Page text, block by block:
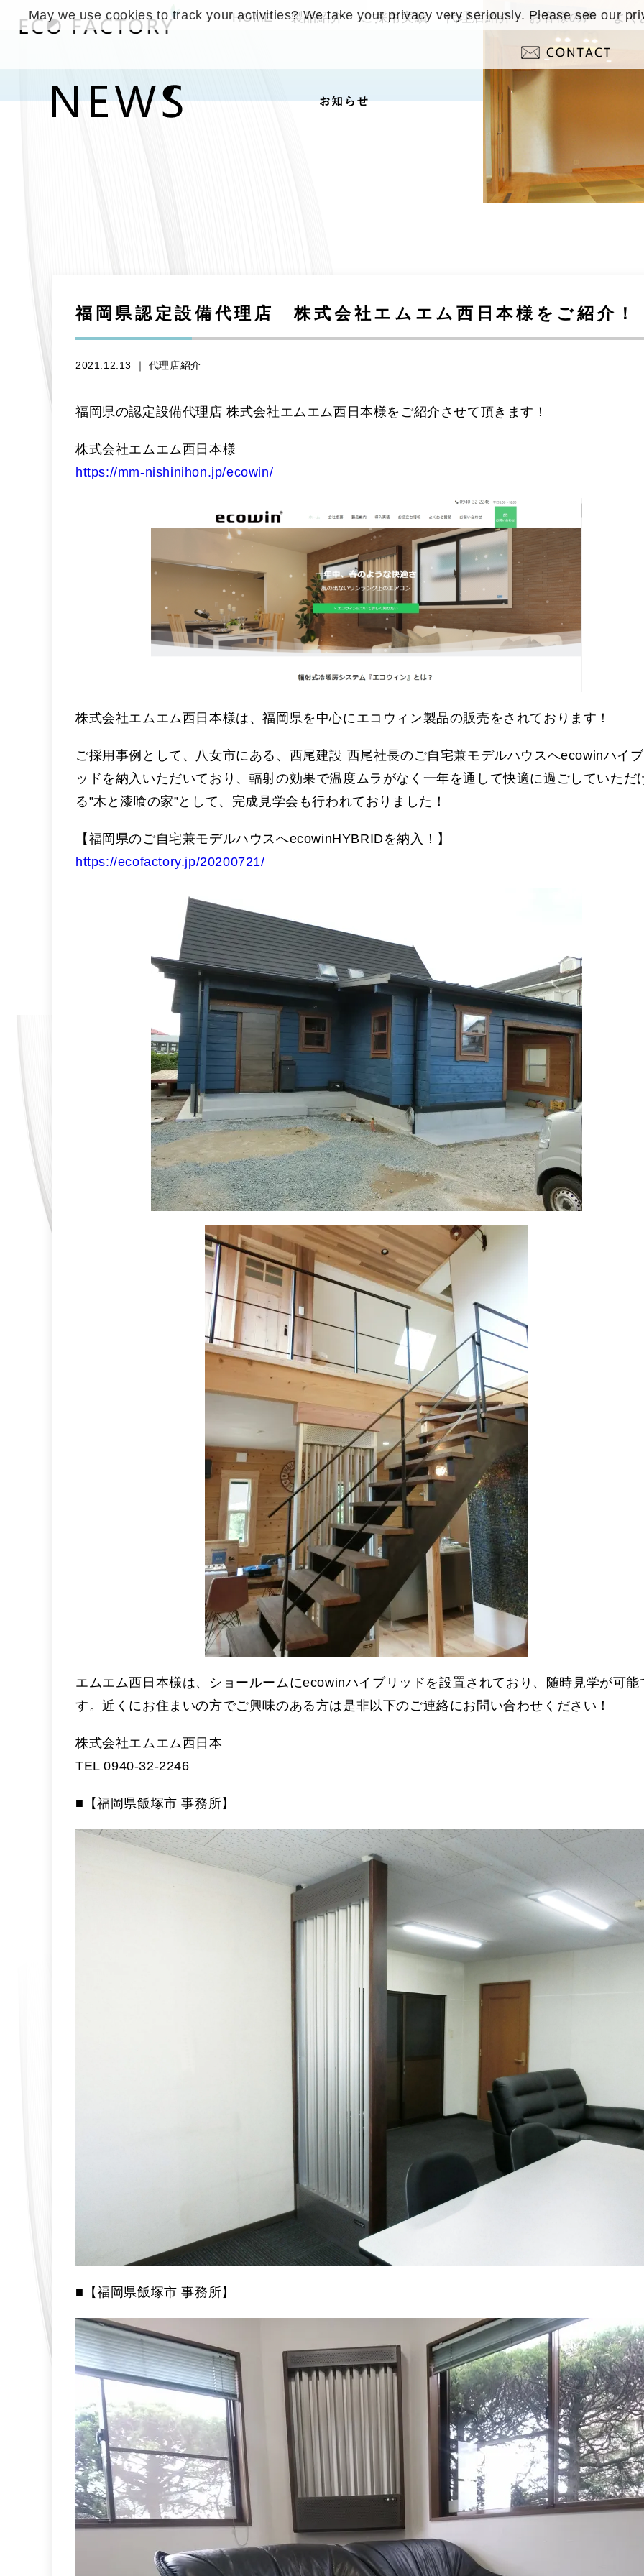
HOME 製品紹介 ご採用実績 代理店紹介 お客様の声 よく
福岡県認定設備代理店 株式会社エムエム西日本様をご紹介！
2021.12.13 ｜ 代理店紹介
福岡県の認定設備代理店 株式会社エムエム西日本様をご紹介させて頂きます！
株式会社エムエム西日本様
https://mm-nishinihon.jp/ecowin/
株式会社エムエム西日本様は、福岡県を中心にエコウィン製品の販売をされております！
ご採用事例として、八女市にある、西尾建設 西尾社長のご自宅兼モデルハウスへecowinハイ
ッドを納入いただいており、輻射の効果で温度ムラがなく一年を通して快適に過ごしていただ
る”木と漆喰の家”として、完成見学会も行われておりました！
【福岡県のご自宅兼モデルハウスへecowinHYBRIDを納入！】
https://ecofactory.jp/20200721/
エムエム西日本様は、ショールームにecowinハイブリッドを設置されており、随時見学が可能
す。近くにお住まいの方でご興味のある方は是非以下のご連絡にお問い合わせください！
株式会社エムエム西日本
TEL 0940-32-2246
■【福岡県飯塚市 事務所】
■【福岡県飯塚市 事務所】
May we use cookies to track your activities? We take your privacy very seriously. Please see our